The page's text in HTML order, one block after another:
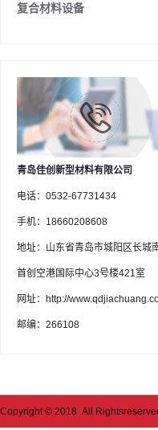
复合材料设备
青岛佳创新型材料有限公司
电话：0532-67731434
手机：18660208608
地址：山东省青岛市城阳区长城
首创空港国际中心3号楼421室
网址：http://
邮编：266108
Copyright © 2018 All